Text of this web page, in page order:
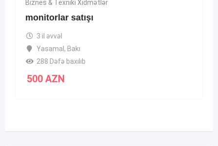
Biznes & Texniki Xidmətlər
monitorlar satışı
3 il əvvəl
Yasamal , Bakı
288 Dəfə baxılıb
500 AZN